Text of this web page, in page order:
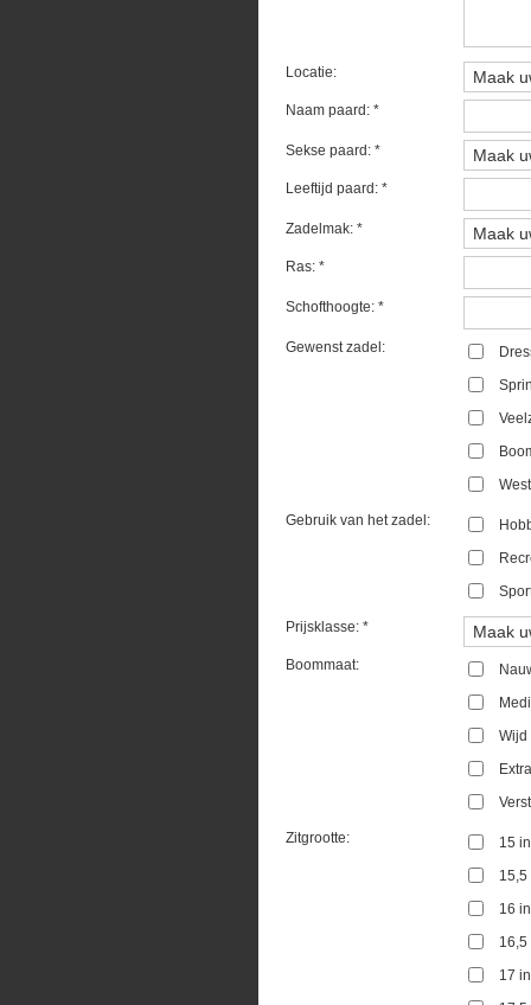
Locatie:
Naam paard: *
Sekse paard: *
Leeftijd paard: *
Zadelmak: *
Ras: *
Schofthoogte: *
Gewenst zadel:
Gebruik van het zadel:
Prijsklasse: *
Boommaat:
Wijd
Zitgrootte:
15
15,5
16
16,5
17